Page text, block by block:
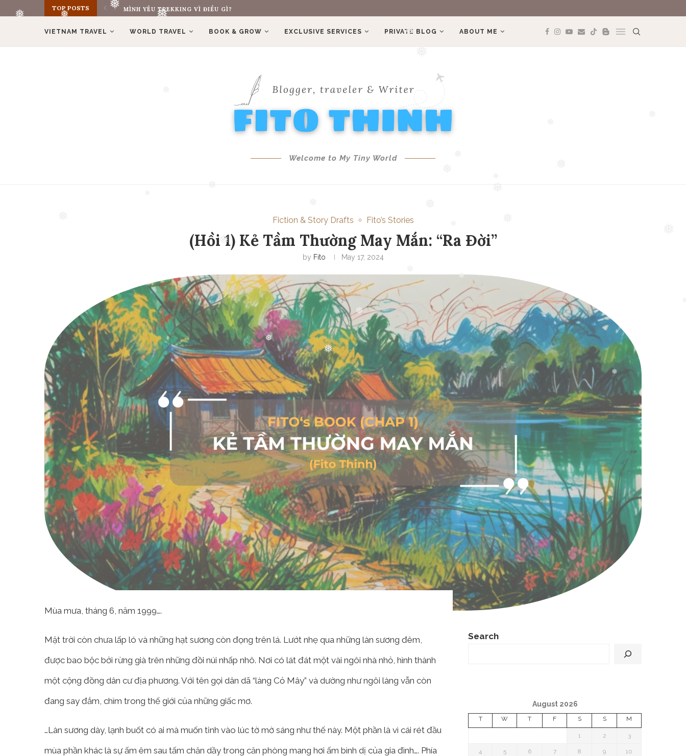
❅
❅
❅
❅
❅
❅
❅
❅
TOP POSTS MÌNH YÊU TREKKING VÌ ĐIỀU GÌ?
VIETNAM TRAVEL WORLD TRAVEL BOOK & GROW EXCLUSIVE SERVICES PRIVATE BLOG ABOUT ME
Welcome to My Tiny World
Fiction & Story Drafts Fito’s Stories
(Hồi 1) Kẻ Tầm Thường May Mắn: “Ra Đời”
by Fito May 17, 2024
Mùa mưa, tháng 6, năm 1999….
Mặt trời còn chưa lấp ló và những hạt sương còn đọng trên lá. Lướt nhẹ qua những làn sương đêm,
được bao bộc bởi rừng già trên những đồi núi nhấp nhô. Nơi có lát đát một vài ngôi nhà nhỏ, hình thành
một cộng đồng dân cư địa phương. Với tên gọi dân dã “làng Cỏ Mây” và dường như ngôi làng vẫn còn
đang say đắm, chìm trong thế giới của những giấc mơ.
…Làn sương dày, lạnh buốt có ai mà muốn tỉnh vào lúc tờ mờ sáng như thế này. Một phần là vì cái rét đầu
mùa phần khác là sự ấm êm sau tấm chăn dầy trong căn phòng mang hơi ấm bình dị của gia đình…. Phía
Search
August 2026
T W T F S S M
1 2 3
4 5 6 7 8 9 10